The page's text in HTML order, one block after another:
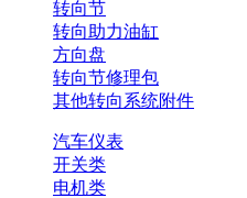
转向节
转向助力油缸
方向盘
转向节修理包
其他转向系统附件
汽车仪表
开关类
电机类